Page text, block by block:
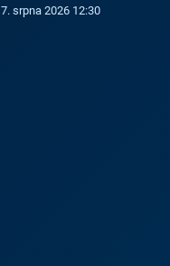
7. srpna 2026 12:30